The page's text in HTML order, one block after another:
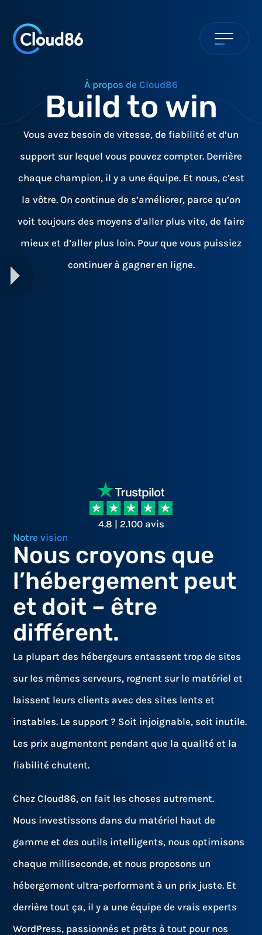
À propos de Cloud86
Build to win
Vous avez besoin de vitesse, de fiabilité et d’un
support sur lequel vous pouvez compter. Derrière
chaque champion, il y a une équipe. Et nous, c’est
la vôtre. On continue de s’améliorer, parce qu’on
voit toujours des moyens d’aller plus vite, de faire
mieux et d’aller plus loin. Pour que vous puissiez
continuer à gagner en ligne.
4.8 | 2.100 avis
Notre vision
Nous croyons que
l’hébergement peut
et doit – être
différent.
La plupart des hébergeurs entassent trop de sites
sur les mêmes serveurs, rognent sur le matériel et
laissent leurs clients avec des sites lents et
instables. Le support ? Soit injoignable, soit inutile.
Les prix augmentent pendant que la qualité et la
fiabilité chutent.
Chez Cloud86, on fait les choses autrement.
Nous investissons dans du matériel haut de
gamme et des outils intelligents, nous optimisons
chaque milliseconde, et nous proposons un
hébergement ultra-performant à un prix juste. Et
derrière tout ça, il y a une équipe de vrais experts
WordPress, passionnés et prêts à tout pour nos